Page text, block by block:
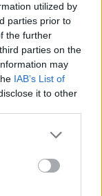
utilized by
parties prior to
the further
parties on the
may
IAB’s List of
it to other
more Google
may click to
party tags to
below Google
ktoré znesú
teplo? Tieto
na miesta, na
svieti celý